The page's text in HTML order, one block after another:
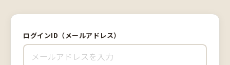
ログインID（メールアドレス）